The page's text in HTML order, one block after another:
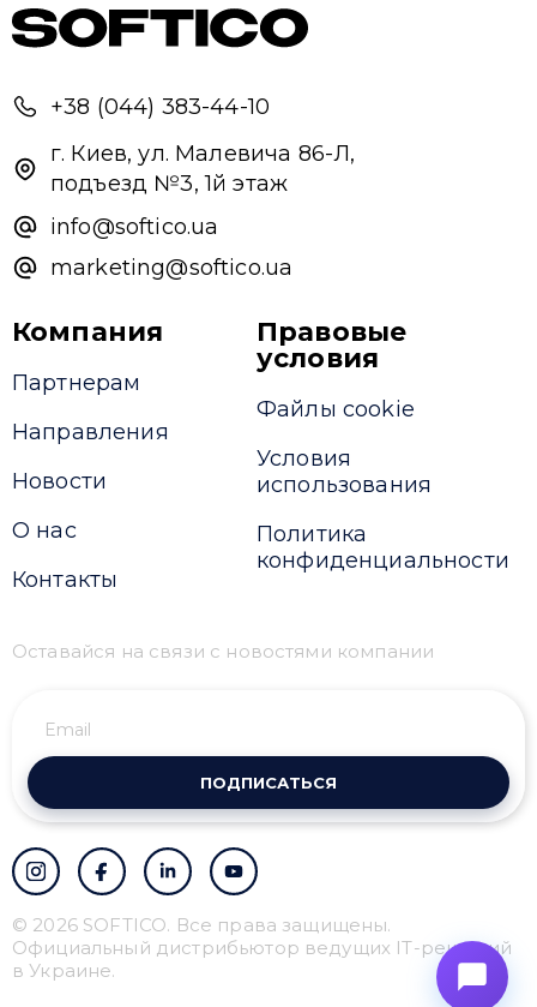
+38 (044) 383-44-10
г. Киев, ул. Малевича 86-Л,
подъезд №3, 1й этаж
info@softico.ua
marketing@softico.ua
Компания
Партнерам
Направления
Новости
О нас
Контакты
Правовые
условия
Файлы cookie
Условия
использования
Политика
конфиденциальности
Оставайся на связи с новостями компании
ПОДПИСАТЬСЯ
© 2026 SOFTICO. Все права защищены.
Официальный дистрибьютор ведущих IT-решений
в Украине.